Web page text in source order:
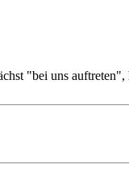
"bei uns